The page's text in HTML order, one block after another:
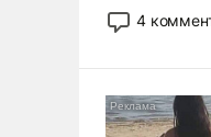
США
лет. Даже
Сложившаяся
означает
4